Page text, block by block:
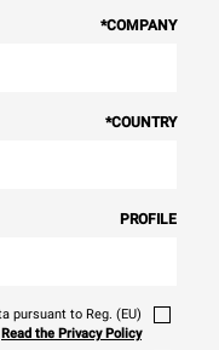
COMPANY
*
COUNTRY
*
PROFILE
pursuant to Reg. (EU)
Read the Privacy Policy